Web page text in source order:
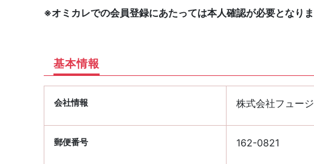
※オミカレでの会員登録にあたっては本人確認が必要となりま
基本情報
会社情報 株式会社フュー
郵便番号 162-0821